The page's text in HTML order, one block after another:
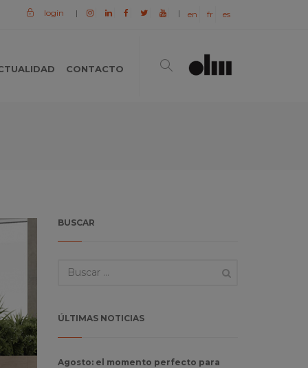
login | | en fr es
CONTACTO
BUSCAR
ÚLTIMAS NOTICIAS
Agosto: el momento perfecto para